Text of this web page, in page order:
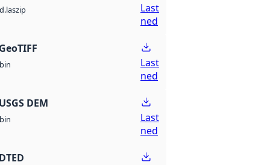
Last
ned
bin
Last
ned
DEM
bin
Last
ned